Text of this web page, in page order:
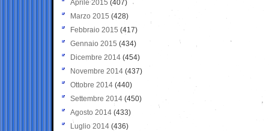
Aprile 2015 (407)
Marzo 2015 (428)
Febbraio 2015 (417)
Gennaio 2015 (434)
Dicembre 2014 (454)
Novembre 2014 (437)
Ottobre 2014 (440)
Settembre 2014 (450)
Agosto 2014 (433)
Luglio 2014 (436)